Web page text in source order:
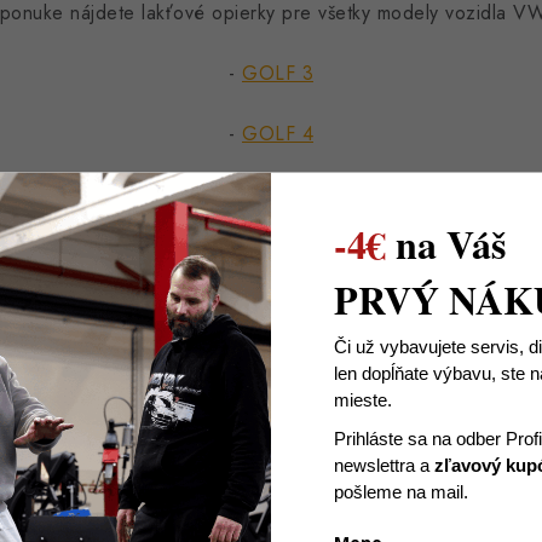
nájdete lakťové opierky pre všetky modely vozidla
- GOLF 3
- GOLF 4
-GOLF 5
- GOLF 6
-GOLF 7
s našimi lakťovkami. V prípade, že už ste
si výmenu, stačí, ak si u nás objednáte náhradný
-4€na Váš
PRVÝ
Či už vybavujete servis,
len dopĺňate výbavu, ste
mieste.
Prihláste sa na odber
newslettra a zľavový
pošleme na mail.